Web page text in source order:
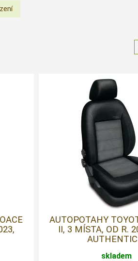
AUTOPOTAHY
II, 3 MÍSTA, OD R.
AUTHENTIC
skladem